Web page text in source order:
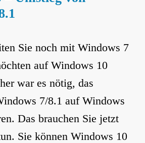
Sie noch mit Windows 7
auf Windows 10
war es nötig, das
7/8.1 auf Windows
Das brauchen Sie jetzt
Sie können Windows 10